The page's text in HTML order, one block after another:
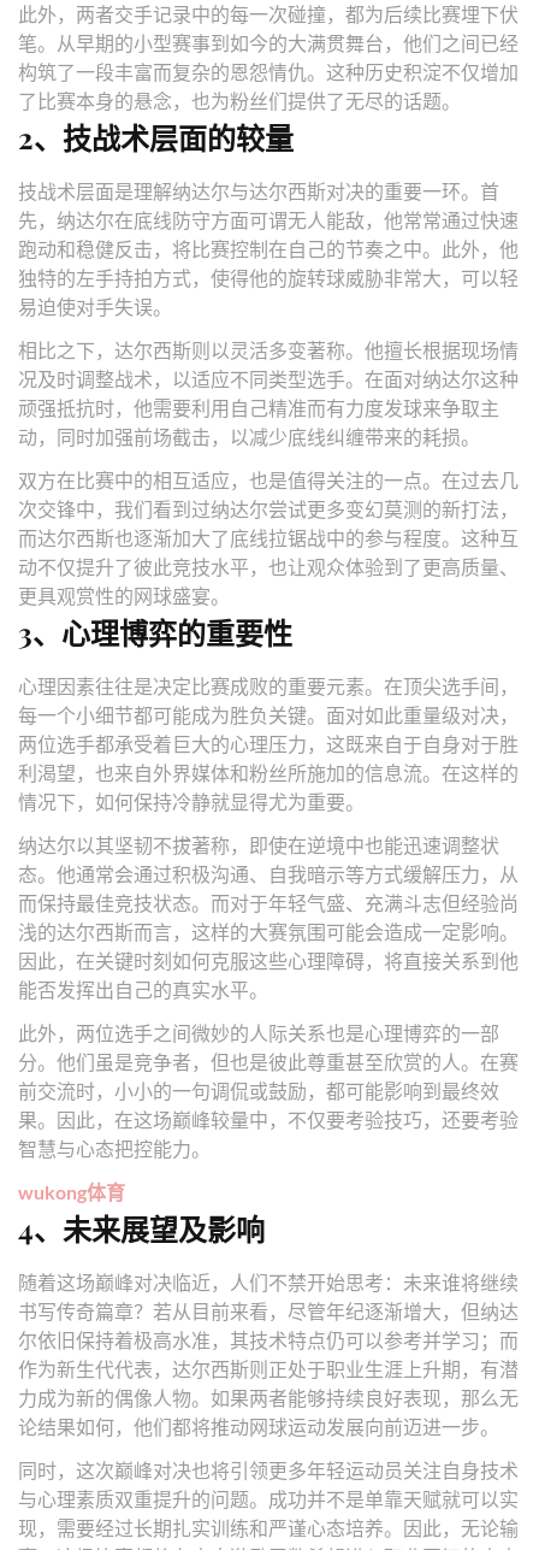
此外，两者交手记录中的每一次碰撞，都为后续比赛埋下伏
笔。从早期的小型赛事到如今的大满贯舞台，他们之间已经
构筑了一段丰富而复杂的恩怨情仇。这种历史积淀不仅增加
了比赛本身的悬念，也为粉丝们提供了无尽的话题。
2、技战术层面的较量
技战术层面是理解纳达尔与达尔西斯对决的重要一环。首
先，纳达尔在底线防守方面可谓无人能敌，他常常通过快速
跑动和稳健反击，将比赛控制在自己的节奏之中。此外，他
独特的左手持拍方式，使得他的旋转球威胁非常大，可以轻
易迫使对手失误。
相比之下，达尔西斯则以灵活多变著称。他擅长根据现场情
况及时调整战术，以适应不同类型选手。在面对纳达尔这种
顽强抵抗时，他需要利用自己精准而有力度发球来争取主
动，同时加强前场截击，以减少底线纠缠带来的耗损。
双方在比赛中的相互适应，也是值得关注的一点。在过去几
次交锋中，我们看到过纳达尔尝试更多变幻莫测的新打法，
而达尔西斯也逐渐加大了底线拉锯战中的参与程度。这种互
动不仅提升了彼此竞技水平，也让观众体验到了更高质量、
更具观赏性的网球盛宴。
3、心理博弈的重要性
心理因素往往是决定比赛成败的重要元素。在顶尖选手间，
每一个小细节都可能成为胜负关键。面对如此重量级对决，
两位选手都承受着巨大的心理压力，这既来自于自身对于胜
利渴望，也来自外界媒体和粉丝所施加的信息流。在这样的
情况下，如何保持冷静就显得尤为重要。
纳达尔以其坚韧不拔著称，即使在逆境中也能迅速调整状
态。他通常会通过积极沟通、自我暗示等方式缓解压力，从
而保持最佳竞技状态。而对于年轻气盛、充满斗志但经验尚
浅的达尔西斯而言，这样的大赛氛围可能会造成一定影响。
因此，在关键时刻如何克服这些心理障碍，将直接关系到他
能否发挥出自己的真实水平。
此外，两位选手之间微妙的人际关系也是心理博弈的一部
分。他们虽是竞争者，但也是彼此尊重甚至欣赏的人。在赛
前交流时，小小的一句调侃或鼓励，都可能影响到最终效
果。因此，在这场巅峰较量中，不仅要考验技巧，还要考验
智慧与心态把控能力。
wukong体育
4、未来展望及影响
随着这场巅峰对决临近，人们不禁开始思考：未来谁将继续
书写传奇篇章？若从目前来看，尽管年纪逐渐增大，但纳达
尔依旧保持着极高水准，其技术特点仍可以参考并学习；而
作为新生代代表，达尔西斯则正处于职业生涯上升期，有潜
力成为新的偶像人物。如果两者能够持续良好表现，那么无
论结果如何，他们都将推动网球运动发展向前迈进一步。
同时，这次巅峰对决也将引领更多年轻运动员关注自身技术
与心理素质双重提升的问题。成功并不是单靠天赋就可以实
现，需要经过长期扎实训练和严谨心态培养。因此，无论输